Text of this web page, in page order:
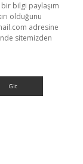
bilgi paylaşım
olduğunu
adresine
sitemizden